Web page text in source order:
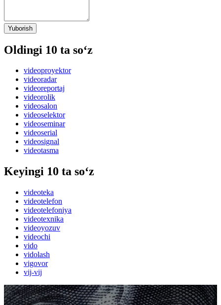
Yuborish
Oldingi 10 ta so‘z
videoproyektor
videoradar
videoreportaj
videorolik
videosalon
videoselektor
videoseminar
videoserial
videosignal
videotasma
Keyingi 10 ta so‘z
videoteka
videotelefon
videotelefoniya
videotexnika
videoyozuv
videochi
vido
vidolash
vigovor
vij-vij